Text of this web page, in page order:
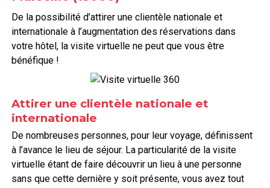
De la possibilité d’attirer une clientèle nationale et
internationale à l’augmentation des réservations dans
votre hôtel, la visite virtuelle ne peut que vous être
bénéfique !
Attirer une clientèle nationale et
internationale
De nombreuses personnes, pour leur voyage, définissent
à l’avance le lieu de séjour. La particularité de la visite
virtuelle étant de faire découvrir un lieu à une personne
sans que cette dernière y soit présente, vous avez tout